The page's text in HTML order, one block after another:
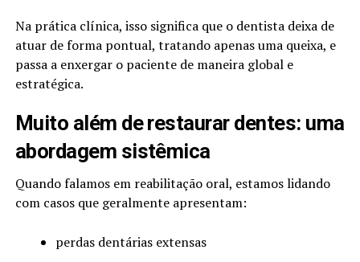
Na prática clínica, isso significa que o dentista deixa de
atuar de forma pontual, tratando apenas uma queixa, e
passa a enxergar o paciente de maneira global e
estratégica.
Muito além de restaurar dentes: uma
abordagem sistêmica
Quando falamos em reabilitação oral, estamos lidando
com casos que geralmente apresentam:
perdas dentárias extensas